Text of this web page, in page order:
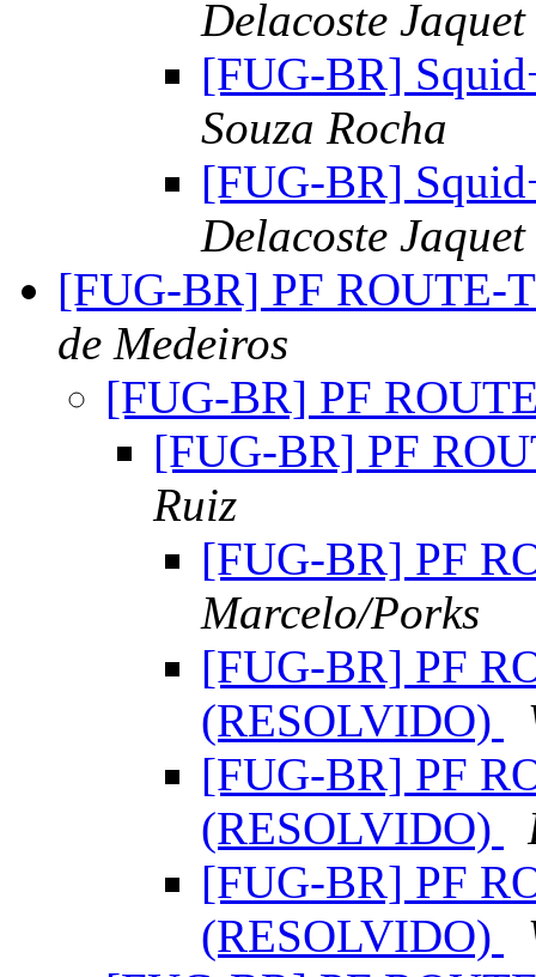
Delacoste
[FUG-BR]
Souza Rocha
[FUG-BR]
Delacoste
[FUG-BR] PF ROUTE-
de Medeiros
[FUG-BR] PF
[FUG-BR] PF
Ruiz
[FUG-BR] PF
Marcelo/Porks
[FUG-BR] PF
(RESOLVIDO)
[FUG-BR] PF
(RESOLVIDO)
[FUG-BR] PF
(RESOLVIDO)